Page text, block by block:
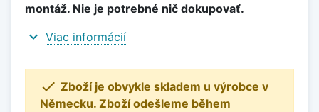
montáž. Nie je potrebné nič dokupovať.
expand_more Viac informácií
 Zboží je obvykle skladem u výrobce v
Německu. Zboží odešleme během